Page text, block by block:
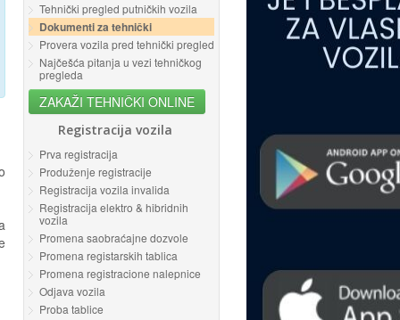
Tehnički pregled putničkih vozila
Dokumenti za tehnički
Provera vozila pred tehnički pregled
Najčešća pitanja u vezi tehničkog
pregleda
ZAKAŽI TEHNIČKI ONLINE
Registracija vozila
Prva registracija
Produženje registracije
Registracija vozila invalida
Registracija elektro & hibridnih
vozila
Promena saobraćajne dozvole
Promena registarskih tablica
Promena registracione nalepnice
Odjava vozila
Proba tablice